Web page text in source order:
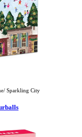
Sparkling City